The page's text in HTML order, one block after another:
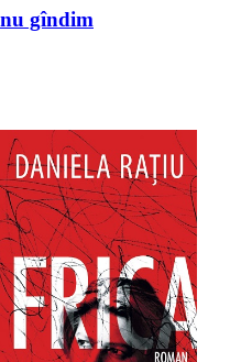
gîndim